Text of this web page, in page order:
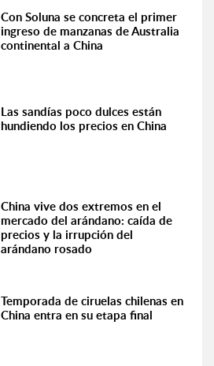
Con Soluna se concreta el primer
ingreso de manzanas de Australia
continental a China
Las sandías poco dulces están
hundiendo los precios en China
China vive dos extremos en el
mercado del arándano: caída de
precios y la irrupción del
arándano rosado
Temporada de ciruelas chilenas en
China entra en su etapa final